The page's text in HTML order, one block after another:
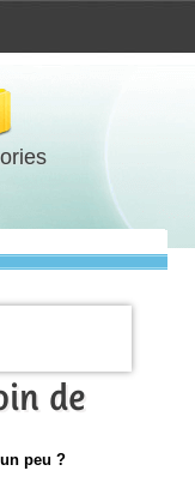
de
peu ?